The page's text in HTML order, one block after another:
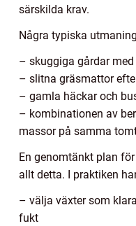
särskilda krav.
Några typiska
– skuggiga gårdar
– slitna gräsmattor
– gamla häckar och
– kombinationen av
massor på samma
En genomtänkt plan
allt detta. I praktiken
– välja växter som
fukt